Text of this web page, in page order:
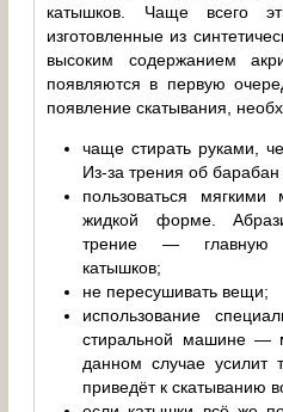
катышков. Чаще всего
изготовленные из
высоким содержанием
появляются в первую
появление скатывания,
чаще стирать руками,
Из-за трения об барабан
пользоваться
жидкой форме.
трение — главную
катышков;
не пересушивать вещи;
использование
стиральной машине —
данном случае усилит
приведёт к скатыванию